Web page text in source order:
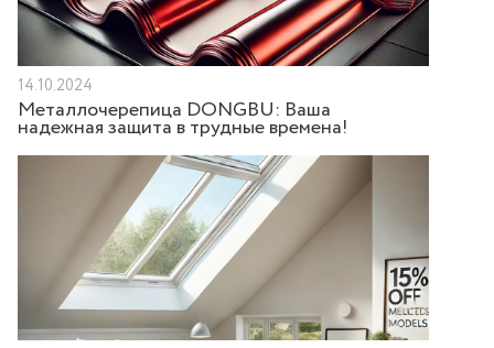
14.10.2024
Металлочерепица DONGBU: Ваша
надежная защита в трудные времена!